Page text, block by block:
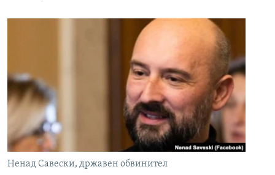
Ненад Савески, државен обвинител